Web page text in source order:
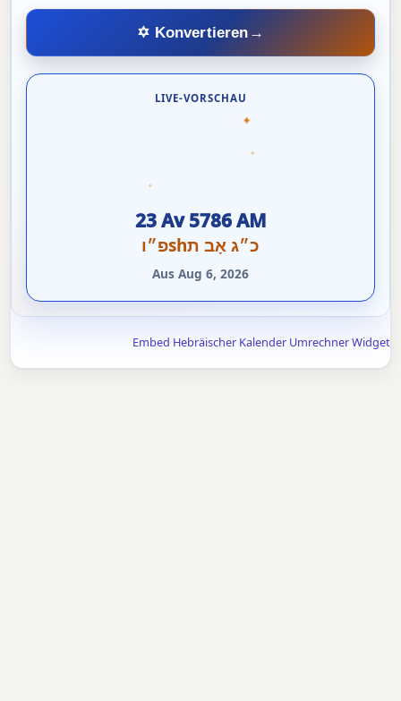
✡ Konvertieren →
LIVE-VORSCHAU
✦
✦
✦
23 Av 5786 AM
כ״ג אָב תshפ״ו
Aus Aug 6, 2026
Embed Hebräischer Kalender Umrechner Widget